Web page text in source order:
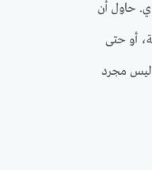
حاول أن
أو حتى
ليس مجرد